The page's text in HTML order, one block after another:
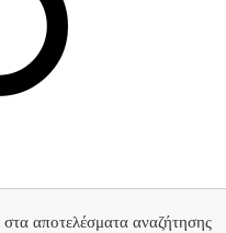
στα αποτελέσματα αναζήτησης